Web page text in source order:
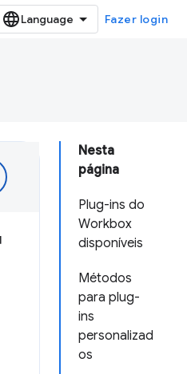
Fazer login
Nesta
página
Plug-ins do
Workbox
disponíveis
Métodos
para plug-
ins
personalizad
os